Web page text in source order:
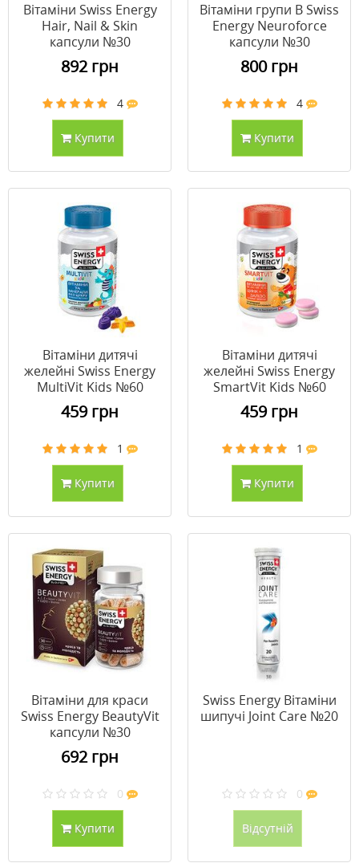
Вітаміни Swiss Energy
Hair, Nail & Skin
капсули №30
892 грн
4
Купити
Вітаміни групи B Swiss
Energy Neuroforce
капсули №30
800 грн
4
Купити
Вітаміни дитячі
желейні Swiss Energy
MultiVit Kids №60
459 грн
1
Купити
Вітаміни дитячі
желейні Swiss Energy
SmartVit Kids №60
459 грн
1
Купити
Вітаміни для краси
Swiss Energy BeautyVit
капсули №30
692 грн
0
Купити
Swiss Energy Вітаміни
шипучі Joint Care №20
0
Відсутній